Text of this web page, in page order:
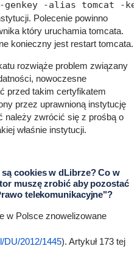
Polecenie powinno
który uruchamia tomcata.
konieczny jest restart tomcata.
rozwiąże problem związany
nowoczesne
przed takim certyfikatem
przez uprawnioną instytucję
należy zwrócić się z prośbą o
właśnie instytucji.
cookies w dLibrze? Co w
muszę zrobić aby pozostać
telekomunikacyjne"?
w Polsce znowelizowane
DU/2012/1445). Artykuł 173 tej